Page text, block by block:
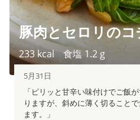
豚肉とセロリの
233kcal 食塩 1.2 g
5月31日
「ピリッと甘辛い味付けでご飯
りますが、斜めに薄く切ること
ます。」